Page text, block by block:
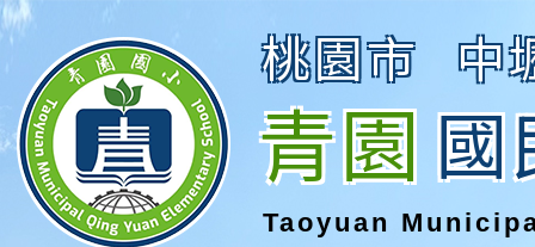
桃園市 中
青園國
Taoyuan